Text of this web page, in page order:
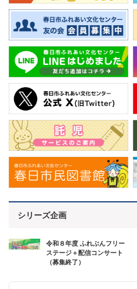
シリーズ企画
令和８年度 ふれぶんフリー
ステージ＋配信コンサート
（募集終了）